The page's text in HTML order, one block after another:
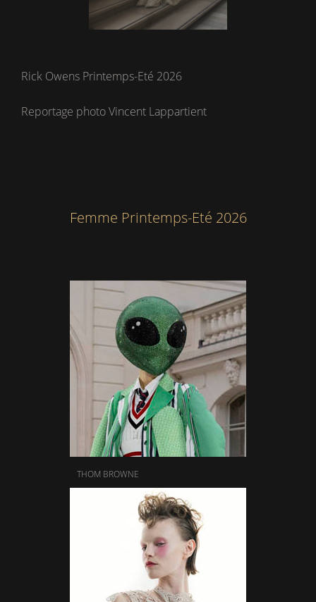
Rick Owens Printemps-Eté 2026
Reportage photo Vincent Lappartient
Femme Printemps-Eté 2026
THOM BROWNE